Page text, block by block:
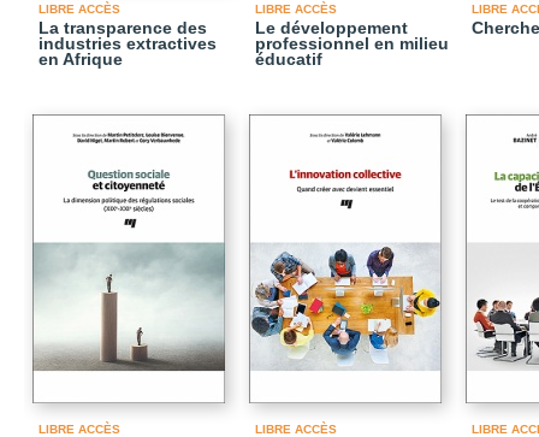
LIBRE ACCÈS
La transparence des
industries extractives
en Afrique
LIBRE ACCÈS
Le développement
professionnel en milieu
éducatif
LIBRE
LIBRE ACCÈS LIBRE ACCÈS LIBRE